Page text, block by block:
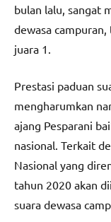
bulan lalu, sangat
dewasa
juara 1.
Prestasi paduan
mengharumkan
ajang Pesparani
nasional. Terkait
Nasional yang
tahun 2020 akan
suara dewasa